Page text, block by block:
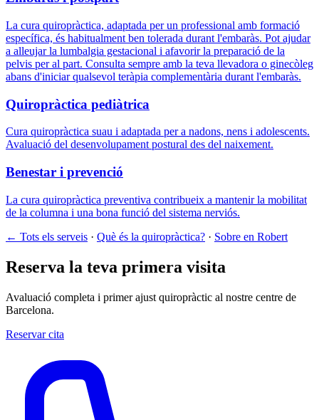
La cura quiropràctica, adaptada per un professional amb formació
específica, és habitualment ben tolerada durant l'embaràs. Pot ajudar
a alleujar la lumbalgia gestacional i afavorir la preparació de la
pelvis per al part. Consulta sempre amb la teva llevadora o ginecòleg
abans d'iniciar qualsevol teràpia complementària durant l'embaràs.
Quiropràctica pediàtrica
Cura quiropràctica suau i adaptada per a nadons, nens i adolescents.
Avaluació del desenvolupament postural des del naixement.
Benestar i prevenció
La cura quiropràctica preventiva contribueix a mantenir la mobilitat
de la columna i una bona funció del sistema nerviós.
← Tots els serveis · Què és la quiropràctica? · Sobre en Robert
Reserva la teva primera visita
Avaluació completa i primer ajust quiropràctic al nostre centre de
Barcelona.
Reservar cita